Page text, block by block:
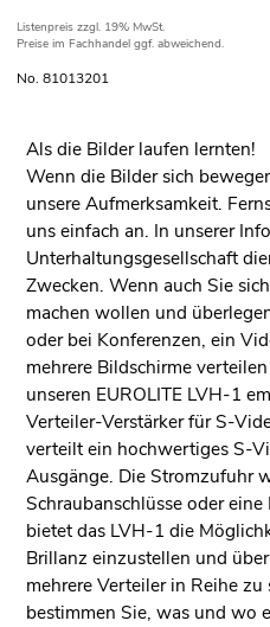
Listenpreis zzgl. 19% MwSt.
Preise im Fachhandel ggf. abweichend.
No. 81013201
Als die Bilder laufen lernten!
Wenn die Bilder sich
unsere Aufmerksamkeit.
uns einfach an. In unserer
Unterhaltungsgesellschaft
Zwecken. Wenn auch Sie
machen wollen und
oder bei Konferenzen, ein
mehrere Bildschirme
unseren EUROLITE LVH-1
Verteiler-Verstärker für S-
verteilt ein hochwertiges S-
Ausgänge. Die Stromzufuhr
Schraubanschlüsse oder
bietet das LVH-1 die
Brillanz einzustellen und
mehrere Verteiler in Reihe
bestimmen Sie, was und wo